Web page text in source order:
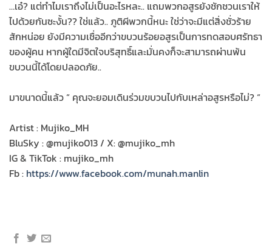
…เอ๋? แต่ทำไมเราถึงไม่เป็นอะไรหละ.. แถมพวกอสูรยังชักชวนเราให้
ไปด้วยกันซะงั้น?? ใช่แล้ว.. ภูติผีพวกนี้หนะ ใช่ว่าจะมีแต่สิ่งชั่วร้าย
สักหน่อย ยังมีความเชื่ออีกว่าขบวนร้อยอสูรเป็นการทดสอบศรัทธา
ของผู้คน หากผู้ใดมีจิตใจบริสุทธิ์และมั่นคงก็จะสามารถผ่านพ้น
ขบวนนี้ได้โดยปลอดภัย..
มาขนาดนี้แล้ว “ คุณจะยอมเดินร่วมขบวนไปกับเหล่าอสูรหรือไม่? “
Artist : Mujiko_MH
BluSky : @mujiko013 / X: @mujiko_mh
IG & TikTok : mujiko_mh
Fb : https://www.facebook.com/munah.manlin